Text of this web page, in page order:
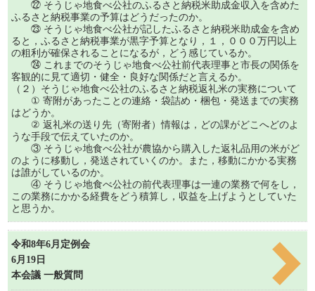
㉒ そうじゃ地食べ公社のふるさと納税米助成金収入を含めた
ふるさと納税事業の予算はどうだったのか。
㉓ そうじゃ地食べ公社が記したふるさと納税米助成金を含め
ると，ふるさと納税事業が黒字予算となり，１，０００万円以上
の粗利が確保されることになるが，どう感じているか。
㉔ これまでのそうじゃ地食べ公社前代表理事と市長の関係を
客観的に見て適切・健全・良好な関係だと言えるか。
（２）そうじゃ地食べ公社のふるさと納税返礼米の実務について
① 寄附があったことの連絡・袋詰め・梱包・発送までの実務
はどうか。
② 返礼米の送り先（寄附者）情報は，どの課がどこへどのよ
うな手段で伝えていたのか。
③ そうじゃ地食べ公社が農協から購入した返礼品用の米がど
のように移動し，発送されていくのか。また，移動にかかる実務
は誰がしているのか。
④ そうじゃ地食べ公社の前代表理事は一連の業務で何をし，
この業務にかかる経費をどう積算し，収益を上げようとしていた
と思うか。
令和8年6月定例会
6月19日
本会議 一般質問